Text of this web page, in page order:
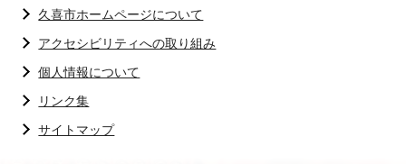
久喜市ホームページについて
アクセシビリティへの取り組み
個人情報について
リンク集
サイトマップ